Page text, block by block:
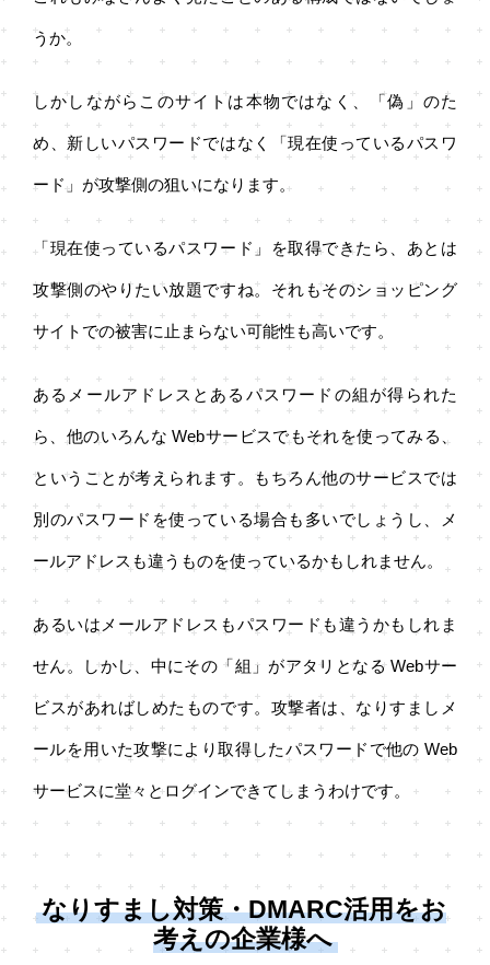
うか。
しかしながらこのサイトは本物ではなく、「偽」のた
め、新しいパスワードではなく「現在使っているパスワ
ード」が攻撃側の狙いになります。
「現在使っているパスワード」を取得できたら、あとは
攻撃側のやりたい放題ですね。それもそのショッピング
サイトでの被害に止まらない可能性も高いです。
あるメールアドレスとあるパスワードの組が得られた
ら、他のいろんな Webサービスでもそれを使ってみる、
ということが考えられます。もちろん他のサービスでは
別のパスワードを使っている場合も多いでしょうし、メ
ールアドレスも違うものを使っているかもしれません。
あるいはメールアドレスもパスワードも違うかもしれま
せん。しかし、中にその「組」がアタリとなる Webサー
ビスがあればしめたものです。攻撃者は、なりすましメ
ールを用いた攻撃により取得したパスワードで他の Web
サービスに堂々とログインできてしまうわけです。
なりすまし対策・DMARC活用をお
考えの企業様へ